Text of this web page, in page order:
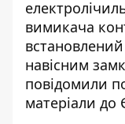
вимикача
навісним
повідомили
матеріали